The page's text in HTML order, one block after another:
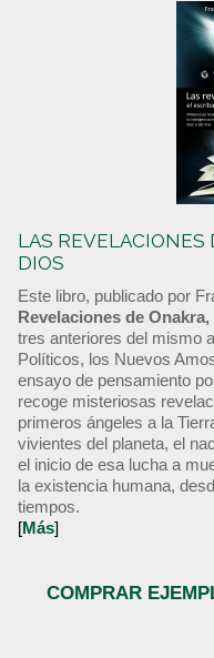
LAS REVELACIONES
DIOS
Este libro, publicado por
Revelaciones de
tres anteriores del mismo
Políticos, los Nuevos
ensayo de pensamiento
recoge misteriosas
primeros ángeles a la
vivientes del planeta, el
el inicio de esa lucha a
la existencia humana,
tiempos.
[Más]
COMPRAR